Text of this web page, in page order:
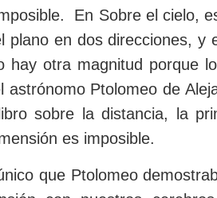
En Sobre el cielo,
plano en dos direcciones, y
hay otra magnitud porque
astrónomo Ptolomeo de
sobre la distancia, la
es imposible.
que Ptolomeo